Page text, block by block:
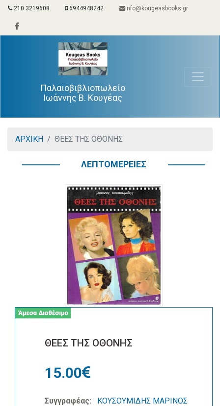
210 3219608 6944948242 info@kougeasbooks.gr
Παλαιοβιβλιοπωλείο
Ιωάννης Β. Κουγέας
ΑΡΧΙΚΗ ΘΕΕΣ ΤΗΣ ΟΘΟΝΗΣ
ΛΕΠΤΟΜΕΡΕΙΕΣ
ΘΕΕΣ ΤΗΣ ΟΘΟΝΗΣ
15.00
Συγγραφέας:
ΚΟΥΣΟΥΜΙΔΗΣ ΜΑΡΙΝΟΣ